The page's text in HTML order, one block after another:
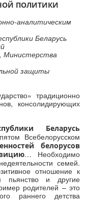
ПОЛИТИКИ
аналитическим
Беларусь
Министерства
защиты
традиционно
консолидирующих
Беларусь
Всебелорусском
белорусов
… Необходимо
семей.
отношение к
пьянство и другие
родителей – это
раннего детства